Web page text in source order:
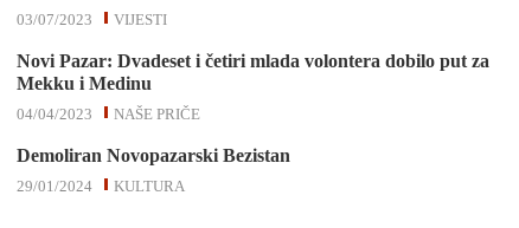
VIJESTI
03/07/2023
Novi Pazar: Dvadeset i četiri mlada volontera dobilo put za
Mekku i Medinu
NAŠE PRIČE
04/04/2023
Demoliran Novopazarski Bezistan
KULTURA
29/01/2024